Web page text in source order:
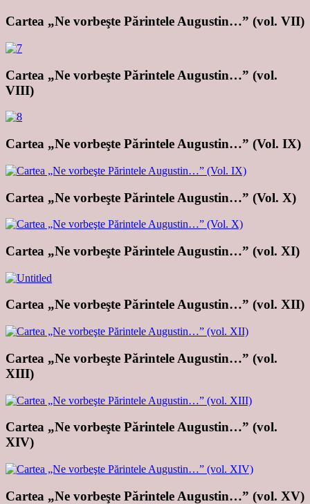
Cartea „Ne vorbeşte Părintele Augustin…” (vol. VII)
Cartea „Ne vorbeşte Părintele Augustin…” (vol.
VIII)
Cartea „Ne vorbeşte Părintele Augustin…” (Vol. IX)
Cartea „Ne vorbeşte Părintele Augustin…” (Vol. X)
Cartea „Ne vorbeşte Părintele Augustin…” (vol. XI)
Cartea „Ne vorbeşte Părintele Augustin…” (vol. XII)
Cartea „Ne vorbeşte Părintele Augustin…” (vol.
XIII)
Cartea „Ne vorbeşte Părintele Augustin…” (vol.
XIV)
Cartea „Ne vorbeşte Părintele Augustin…” (vol. XV)